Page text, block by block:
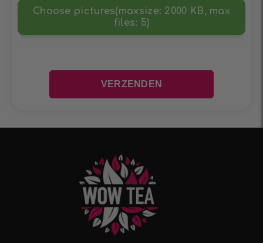
Choose pictures(maxsize: 2000 KB, max
files: 5)